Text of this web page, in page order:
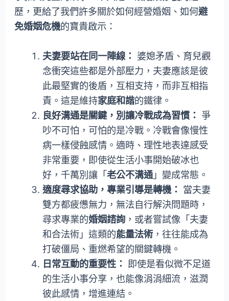
歷，更給了我們許多關於如何經營婚姻、如何避
免婚姻危機的寶貴啟示：
夫妻要站在同一陣線： 婆媳矛盾、育兒觀
念衝突這些都是外部壓力，夫妻應該是彼
此最堅實的後盾，互相支持，而非互相指
責。這是維持家庭和諧的鐵律。
良好溝通是關鍵，別讓冷戰成為習慣： 爭
吵不可怕，可怕的是冷戰。冷戰會像慢性
病一樣侵蝕感情。適時、理性地表達感受
非常重要，即使從生活小事開始破冰也
好，千萬別讓「老公不溝通」變成常態。
適度尋求協助，專業引導是轉機： 當夫妻
雙方都疲憊無力，無法自行解決問題時，
尋求專業的婚姻諮詢，或者嘗試像「夫妻
和合法術」這類的能量法術，往往能成為
打破僵局、重燃希望的關鍵轉機。
日常互動的重要性： 即使是看似微不足道
的生活小事分享，也能像涓涓細流，滋潤
彼此感情，增進連結。